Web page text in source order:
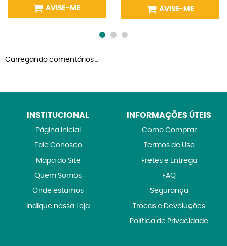
AVISE-ME AVISE-ME
Carregando comentários ...
INSTITUCIONAL
Página Inicial
Fale Conosco
Mapa do Site
Quem Somos
Onde estamos
Indique nossa Loja
INFORMAÇÕES ÚTEIS
Como Comprar
Termos de Uso
Fretes e Entrega
FAQ
Segurança
Trocas e Devoluções
Política de Privacidade